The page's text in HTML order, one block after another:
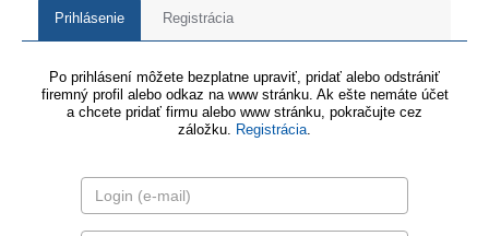
Prihlásenie Registrácia
Po prihlásení môžete bezplatne upraviť, pridať alebo odstrániť
firemný profil alebo odkaz na www stránku. Ak ešte nemáte účet
a chcete pridať firmu alebo www stránku, pokračujte cez
záložku. Registrácia.